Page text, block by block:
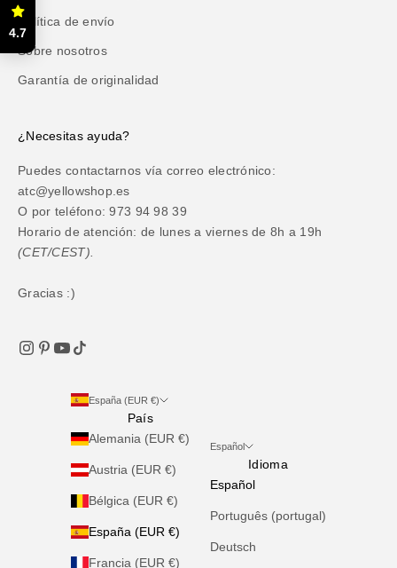
Política de envío
Sobre nosotros
Garantía de originalidad
¿Necesitas ayuda?
Puedes contactarnos vía correo electrónico:
atc@yellowshop.es
O por teléfono: 973 94 98 39
Horario de atención: de lunes a viernes de 8h a 19h
(CET/CEST).
Gracias :)
España (EUR €)
País
Alemania (EUR €)
Austria (EUR €)
Bélgica (EUR €)
España (EUR €)
Francia (EUR €)
Español
Idioma
Español
Português (portugal)
Deutsch
4.7